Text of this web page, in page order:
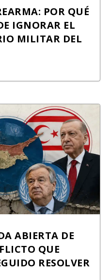
POR QUÉ
IGNORAR EL
MILITAR DEL
ABIERTA DE
QUE
RESOLVER